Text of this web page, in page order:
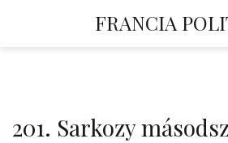
FRANCIA
201. Sarkozy